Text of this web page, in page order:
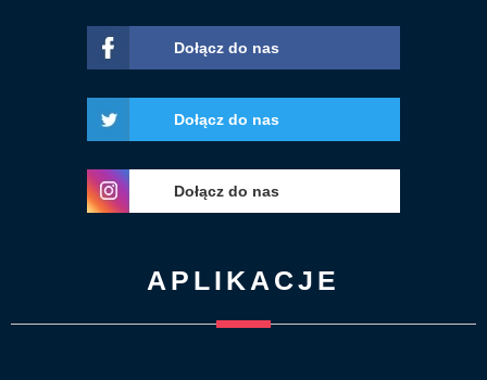
Dołącz do nas
Dołącz do nas
Dołącz do nas
APLIKACJE